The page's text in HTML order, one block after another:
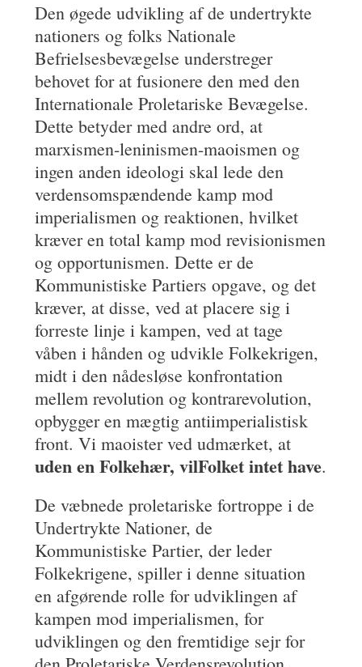
Den øgede udvikling af de undertrykte
nationers og folks Nationale
Befrielsesbevægelse understreger
behovet for at fusionere den med den
Internationale Proletariske Bevægelse.
Dette betyder med andre ord, at
marxismen-leninismen-maoismen og
ingen anden ideologi skal lede den
verdensomspændende kamp mod
imperialismen og reaktionen, hvilket
kræver en total kamp mod revisionismen
og opportunismen. Dette er de
Kommunistiske Partiers opgave, og det
kræver, at disse, ved at placere sig i
forreste linje i kampen, ved at tage
våben i hånden og udvikle Folkekrigen,
midt i den nådesløse konfrontation
mellem revolution og kontrarevolution,
opbygger en mægtig antiimperialistisk
front. Vi maoister ved udmærket, at
uden en Folkehær,vilFolket intethave.
De væbnede proletariske fortroppe i de
Undertrykte Nationer, de
Kommunistiske Partier, der leder
Folkekrigene, spiller i denne situation
en afgørende rolle for udviklingen af
kampen mod imperialismen, for
udviklingen og den fremtidige sejr for